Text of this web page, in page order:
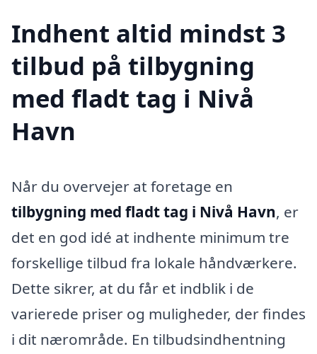
Indhent altid mindst 3
tilbud på tilbygning
med fladt tag i Nivå
Havn
Når du overvejer at foretage en
tilbygning med fladt tag i Nivå Havn, er
det en god idé at indhente minimum tre
forskellige tilbud fra lokale håndværkere.
Dette sikrer, at du får et indblik i de
varierede priser og muligheder, der findes
i dit nærområde. En tilbudsindhentning